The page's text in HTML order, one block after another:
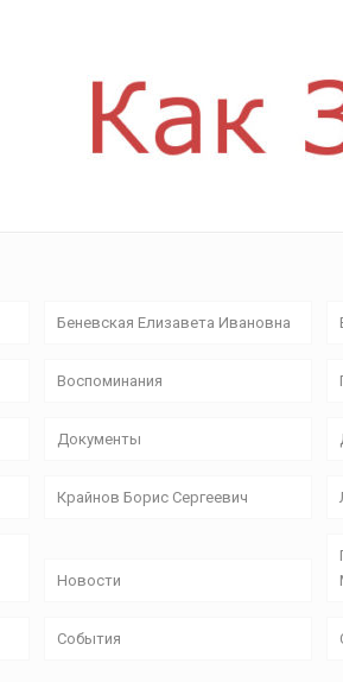
Беневская Елизавета Ивановна
Воспоминания
Документы
Крайнов Борис Сергеевич
Новости
События